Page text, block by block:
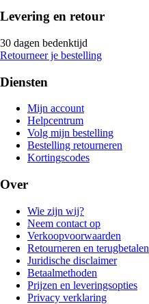
Levering en retour
30 dagen bedenktijd
Retourneer je bestelling
Diensten
Mijn account
Helpcentrum
Volg mijn bestelling
Bestelling retourneren
Kortingscodes
Over
Wie zijn wij?
Neem contact op
Verkoopvoorwaarden
Retourneren en terugbetalen
Juridische disclaimer
Betaalmethoden
Prijzen en leveringsopties
Privacy verklaring